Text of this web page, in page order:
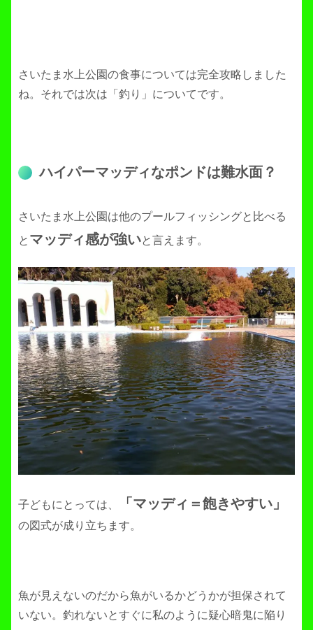
さいたま水上公園の食事については完全攻略しました
ね。それでは次は「釣り」についてです。
ハイパーマッディなポンドは難水面？
さいたま水上公園は他のプールフィッシングと比べる
と マッディ感が強いと言えます。
子どもにとっては、 「マッディ＝飽きやすい」
の図式が成り立ちます。
魚が見えないのだから魚がいるかどうかが担保されて
いない。釣れないとすぐに私のように疑心暗鬼に陥り